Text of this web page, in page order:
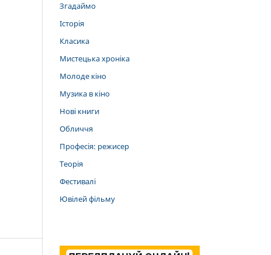
Згадаймо
Історія
Класика
Мистецька хроніка
Молоде кіно
Музика в кіно
Нові книги
Обличчя
Професія: режисер
Теорія
Фестивалі
Ювілей фільму